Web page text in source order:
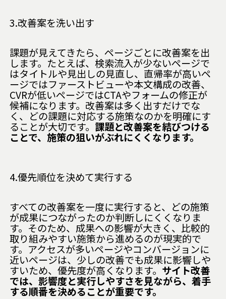
3.改善案を洗い出す
課題が見えてきたら、ページごとに改善案を出
します。たとえば、検索流入が少ないページで
はタイトルや見出しの見直し、直帰率が高いペ
ージではファーストビューや本文構成の改善、
CVRが低いページではCTAやフォームの修正が
候補になります。改善案は多く出すだけでな
く、どの課題に対応する施策なのかを明確にす
ることが大切です。 課題と改善案を結びつける
ことで、施策の狙いがぶれにくくなります。
4.優先順位を決めて実行する
すべての改善案を一度に実行すると、どの施策
が成果につながったのか判断しにくくなりま
す。そのため、成果への影響が大きく、比較的
取り組みやすい施策から進めるのが現実的で
す。アクセスが多いページやコンバージョンに
近いページは、少しの改善でも成果に影響しや
すいため、優先度が高くなります。 サイト改善
では、影響度と実行しやすさを見ながら、着手
する順番を決めることが重要です。